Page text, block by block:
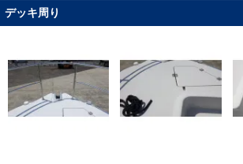
デッキ周り